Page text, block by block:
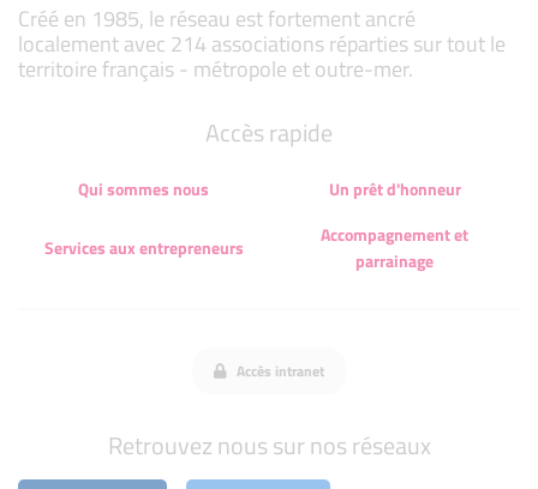
Créé en 1985, le réseau est fortement ancré
localement avec 214 associations réparties sur tout le
territoire français - métropole et outre-mer.
Accès rapide
Qui sommes nous Un prêt d'honneur
Services aux entrepreneurs
Accompagnement et
parrainage
Accès intranet
Retrouvez nous sur nos réseaux